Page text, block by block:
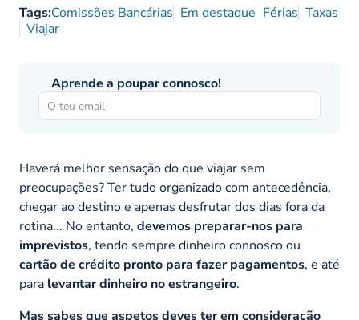
Tags:Comissões Bancárias Em destaque Férias Taxas
Viajar
Aprende a poupar connosco!
Haverá melhor sensação do que viajar sem
preocupações? Ter tudo organizado com antecedência,
chegar ao destino e apenas desfrutar dos dias fora da
rotina... No entanto, devemos preparar-nos para
imprevistos, tendo sempre dinheiro connoscoou
cartão de crédito pronto para fazer pagamentos, e até
para levantar dinheiro no estrangeiro.
Mas sabes que aspetos deves ter em consideração